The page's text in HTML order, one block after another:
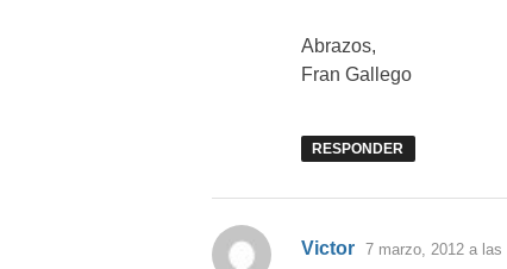
Abrazos,
Fran Gallego
RESPONDER
Victor dice:
7 marzo, 2012 a las